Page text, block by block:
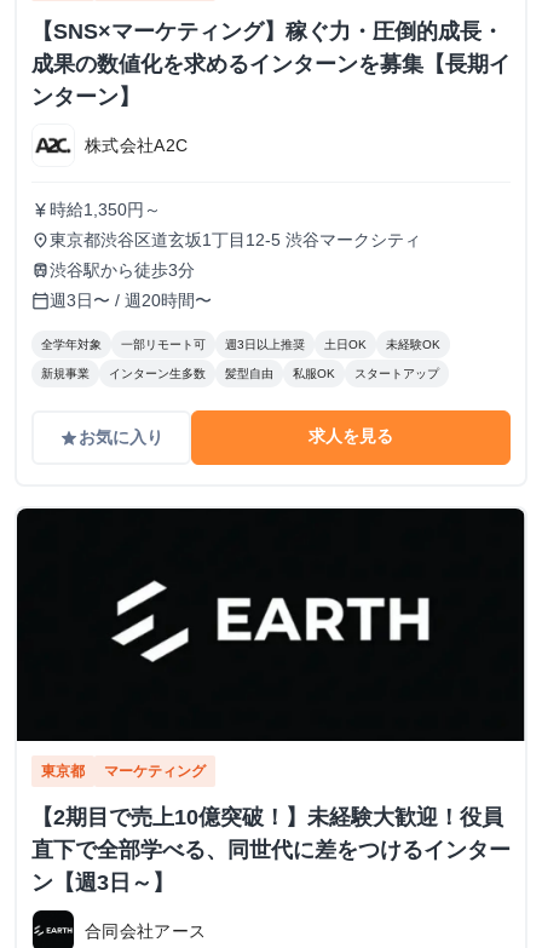
【SNS×マーケティング】稼ぐ力・圧倒的成長・
成果の数値化を求めるインターンを募集【長期イ
ンターン】
株式会社A2C
currency_yen 時給1,350円～
place東京都渋谷区道玄坂1丁目12-5 渋谷マークシティ
train渋谷駅から徒歩3分
calendar_today週3日〜 / 週20時間〜
全学年対象 一部リモート可 週3日以上推奨 土日OK 未経験OK
新規事業 インターン生多数 髪型自由 私服OK スタートアップ
gradeお気に入り 求人を見る
東京都 マーケティング
【2期目で売上10億突破！】未経験大歓迎！役員
直下で全部学べる、同世代に差をつけるインター
ン【週3日～】
合同会社アース